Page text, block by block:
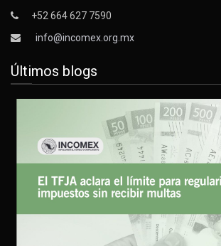
+52 664 627 7590
info@incomex.org.mx
Últimos blogs